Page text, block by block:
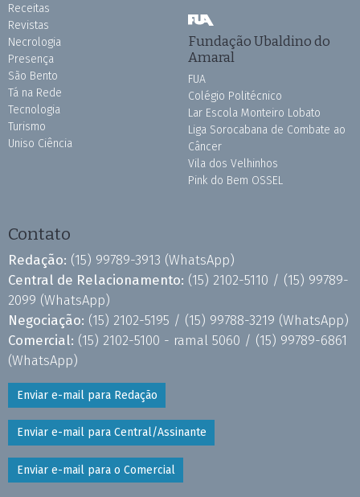
Receitas
Revistas
Necrologia
Presença
São Bento
Tá na Rede
Tecnologia
Turismo
Uniso Ciência
Fundação Ubaldino do
Amaral
FUA
Colégio Politécnico
Lar Escola Monteiro Lobato
Liga Sorocabana de Combate ao
Câncer
Vila dos Velhinhos
Pink do Bem OSSEL
Contato
Redação: (15) 99789-3913 (WhatsApp)
Central de Relacionamento: (15) 2102-5110 / (15) 99789-
2099 (WhatsApp)
Negociação: (15) 2102-5195 / (15) 99788-3219 (WhatsApp)
Comercial: (15) 2102-5100 - ramal 5060 / (15) 99789-6861
(WhatsApp)
Enviar e-mail para Redação
Enviar e-mail para Central/Assinante
Enviar e-mail para o Comercial